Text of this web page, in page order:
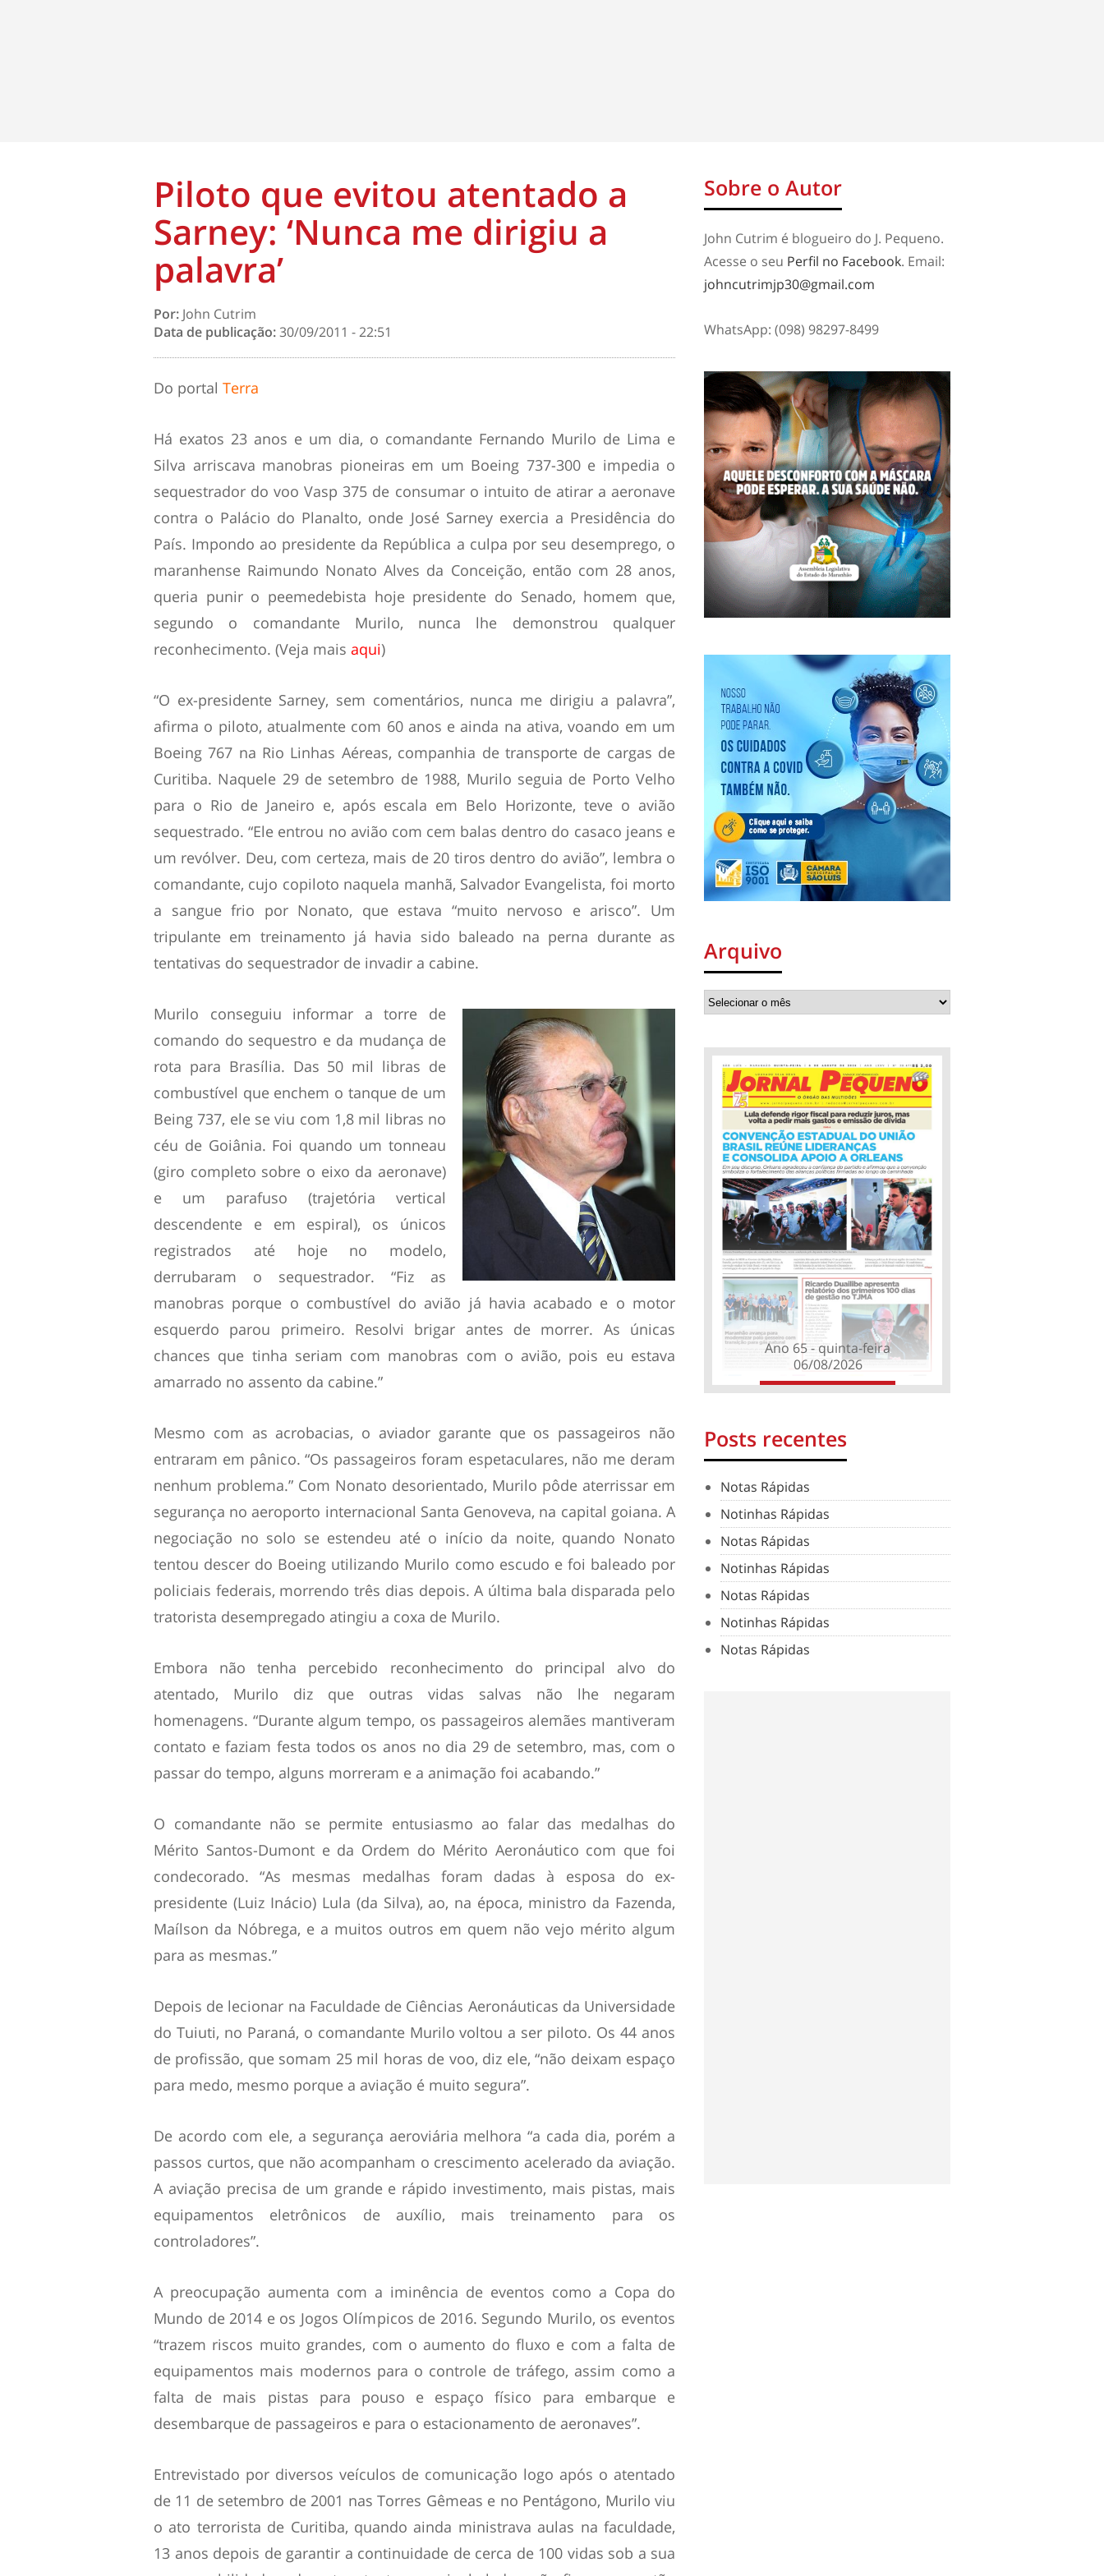
Piloto que evitou atentado a
Sarney: ‘Nunca me dirigiu a
palavra’
Por: John Cutrim
Data de publicação:30/09/2011 - 22:51
Do portal Terra
Há exatos 23 anos e um dia, o comandante Fernando Murilo de Lima e
Silva arriscava manobras pioneiras em um Boeing 737-300 e impedia o
sequestrador do voo Vasp 375 de consumar o intuito de atirar a aeronave
contra o Palácio do Planalto, onde José Sarney exercia a Presidência do
País. Impondo ao presidente da República a culpa por seu desemprego, o
maranhense Raimundo Nonato Alves da Conceição, então com 28 anos,
queria punir o peemedebista hoje presidente do Senado, homem que,
segundo o comandante Murilo, nunca lhe demonstrou qualquer
reconhecimento. (Veja mais aqui)
“O ex-presidente Sarney, sem comentários, nunca me dirigiu a palavra”,
afirma o piloto, atualmente com 60 anos e ainda na ativa, voando em um
Boeing 767 na Rio Linhas Aéreas, companhia de transporte de cargas de
Curitiba. Naquele 29 de setembro de 1988, Murilo seguia de Porto Velho
para o Rio de Janeiro e, após escala em Belo Horizonte, teve o avião
sequestrado. “Ele entrou no avião com cem balas dentro do casaco jeans e
um revólver. Deu, com certeza, mais de 20 tiros dentro do avião”, lembra o
comandante, cujo copiloto naquela manhã, Salvador Evangelista, foi morto
a sangue frio por Nonato, que estava “muito nervoso e arisco”. Um
tripulante em treinamento já havia sido baleado na perna durante as
tentativas do sequestrador de invadir a cabine.
Murilo conseguiu informar a torre de
comando do sequestro e da mudança de
rota para Brasília. Das 50 mil libras de
combustível que enchem o tanque de um
Being 737, ele se viu com 1,8 mil libras no
céu de Goiânia. Foi quando um tonneau
(giro completo sobre o eixo da aeronave)
e um parafuso (trajetória vertical
descendente e em espiral), os únicos
registrados até hoje no modelo,
derrubaram o sequestrador. “Fiz as
manobras porque o combustível do avião já havia acabado e o motor
esquerdo parou primeiro. Resolvi brigar antes de morrer. As únicas
chances que tinha seriam com manobras com o avião, pois eu estava
amarrado no assento da cabine.”
Mesmo com as acrobacias, o aviador garante que os passageiros não
entraram em pânico. “Os passageiros foram espetaculares, não me deram
nenhum problema.” Com Nonato desorientado, Murilo pôde aterrissar em
segurança no aeroporto internacional Santa Genoveva, na capital goiana. A
negociação no solo se estendeu até o início da noite, quando Nonato
tentou descer do Boeing utilizando Murilo como escudo e foi baleado por
policiais federais, morrendo três dias depois. A última bala disparada pelo
tratorista desempregado atingiu a coxa de Murilo.
Embora não tenha percebido reconhecimento do principal alvo do
atentado, Murilo diz que outras vidas salvas não lhe negaram
homenagens. “Durante algum tempo, os passageiros alemães mantiveram
contato e faziam festa todos os anos no dia 29 de setembro, mas, com o
passar do tempo, alguns morreram e a animação foi acabando.”
O comandante não se permite entusiasmo ao falar das medalhas do
Mérito Santos-Dumont e da Ordem do Mérito Aeronáutico com que foi
condecorado. “As mesmas medalhas foram dadas à esposa do ex-
presidente (Luiz Inácio) Lula (da Silva), ao, na época, ministro da Fazenda,
Maílson da Nóbrega, e a muitos outros em quem não vejo mérito algum
para as mesmas.”
Depois de lecionar na Faculdade de Ciências Aeronáuticas da Universidade
do Tuiuti, no Paraná, o comandante Murilo voltou a ser piloto. Os 44 anos
de profissão, que somam 25 mil horas de voo, diz ele, “não deixam espaço
para medo, mesmo porque a aviação é muito segura”.
De acordo com ele, a segurança aeroviária melhora “a cada dia, porém a
passos curtos, que não acompanham o crescimento acelerado da aviação.
A aviação precisa de um grande e rápido investimento, mais pistas, mais
equipamentos eletrônicos de auxílio, mais treinamento para os
controladores”.
A preocupação aumenta com a iminência de eventos como a Copa do
Mundo de 2014 e os Jogos Olímpicos de 2016. Segundo Murilo, os eventos
“trazem riscos muito grandes, com o aumento do fluxo e com a falta de
equipamentos mais modernos para o controle de tráfego, assim como a
falta de mais pistas para pouso e espaço físico para embarque e
desembarque de passageiros e para o estacionamento de aeronaves”.
Entrevistado por diversos veículos de comunicação logo após o atentado
de 11 de setembro de 2001 nas Torres Gêmeas e no Pentágono, Murilo viu
o ato terrorista de Curitiba, quando ainda ministrava aulas na faculdade,
13 anos depois de garantir a continuidade de cerca de 100 vidas sob a sua
Sobre o Autor
John Cutrim é blogueiro do J. Pequeno.
Acesse o seu Perfil no Facebook. Email:
johncutrimjp30@gmail.com
WhatsApp: (098) 98297-8499
Arquivo
Ano 65 - quinta-feira
06/08/2026
Posts recentes
Notas Rápidas
Notinhas Rápidas
Notas Rápidas
Notinhas Rápidas
Notas Rápidas
Notinhas Rápidas
Notas Rápidas